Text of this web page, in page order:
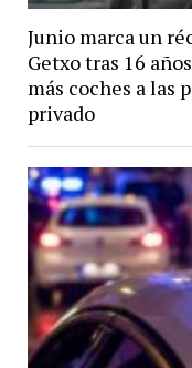
Junio marca un
Getxo tras 16
más coches a
privado